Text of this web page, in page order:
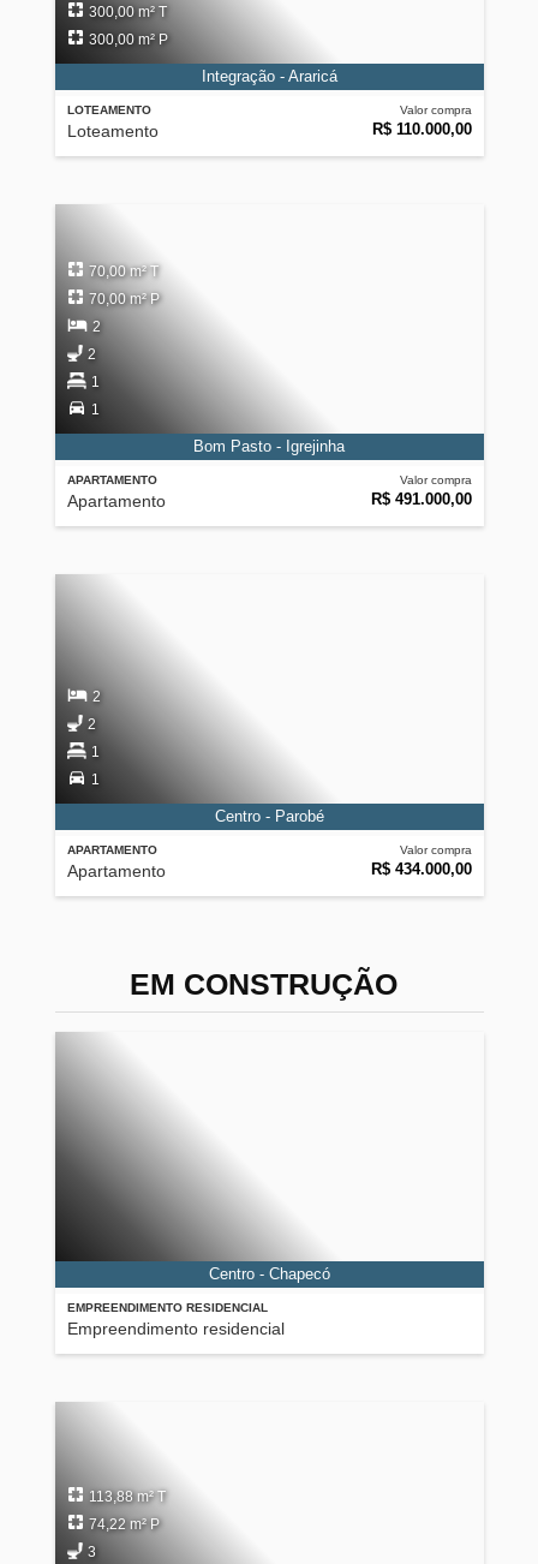
LOTEAMENTO
Loteamento
Valor compra
R$ 110.000,00
300,00 m² T
300,00 m² P
Integração - Araricá
APARTAMENTO
Apartamento
Valor compra
R$ 491.000,00
70,00 m² T
70,00 m² P
2
2
1
1
Bom Pasto - Igrejinha
APARTAMENTO
Apartamento
Valor compra
R$ 434.000,00
2
2
1
1
Centro - Parobé
EM CONSTRUÇÃO
EMPREENDIMENTO RESIDENCIAL
Empreendimento residencial
Centro - Chapecó
113,88 m² T
74,22 m² P
3